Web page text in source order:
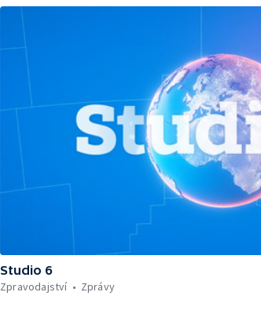
Studio 6
Zpravodajství
Zprávy